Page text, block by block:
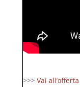
>>> Vai